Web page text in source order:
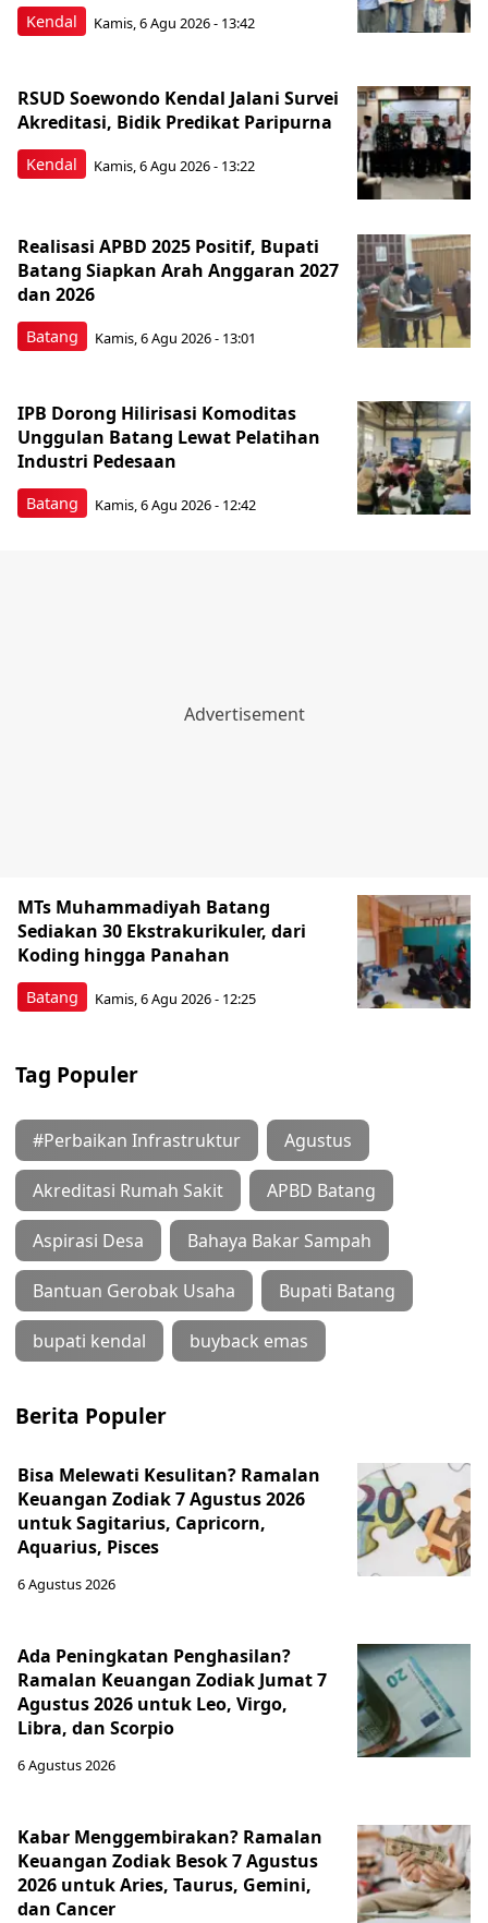
Kendal Kamis, 6 Agu 2026 - 13:42
Kendal
RSUD Soewondo Kendal Jalani Survei
Akreditasi, Bidik Predikat Paripurna
Kamis, 6 Agu 2026 - 13:22
Batang
Realisasi APBD 2025 Positif, Bupati
Batang Siapkan Arah Anggaran 2027
dan 2026
Kamis, 6 Agu 2026 - 13:01
Batang
IPB Dorong Hilirisasi Komoditas
Unggulan Batang Lewat Pelatihan
Industri Pedesaan
Kamis, 6 Agu 2026 - 12:42
Batang
MTs Muhammadiyah Batang
Sediakan 30 Ekstrakurikuler, dari
Koding hingga Panahan
Kamis, 6 Agu 2026 - 12:25
Tag Populer
#Perbaikan Infrastruktur Agustus
Akreditasi Rumah Sakit APBD Batang
Aspirasi Desa Bahaya Bakar Sampah
Bantuan Gerobak Usaha Bupati Batang
bupati kendal buyback emas
Berita Populer
Bisa Melewati Kesulitan? Ramalan
Keuangan Zodiak 7 Agustus 2026
untuk Sagitarius, Capricorn,
Aquarius, Pisces
6 Agustus 2026
Ada Peningkatan Penghasilan?
Ramalan Keuangan Zodiak Jumat 7
Agustus 2026 untuk Leo, Virgo,
Libra, dan Scorpio
6 Agustus 2026
Kabar Menggembirakan? Ramalan
Keuangan Zodiak Besok 7 Agustus
2026 untuk Aries, Taurus, Gemini,
dan Cancer